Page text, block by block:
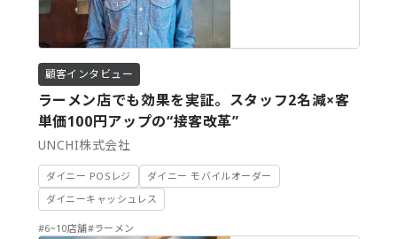
顧客インタビュー
ラーメン店でも効果を実証。スタッフ2名減×客
単価100円アップの“接客改革”
UNCHI株式会社
ダイニー POSレジ
ダイニー モバイルオーダー
ダイニーキャッシュレス
#6~10店舗#ラーメン